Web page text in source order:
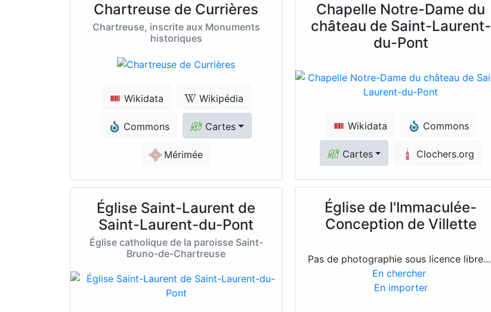
Chartreuse de Currières
Chartreuse, inscrite aux Monuments
historiques
Wikidata Wikipédia
Commons Cartes
Mérimée
Église Saint-Laurent de
Saint-Laurent-du-Pont
Église catholique de la paroisse Saint-
Bruno-de-Chartreuse
Chapelle Notre-Dame du
château de Saint-Laurent-
du-Pont
Wikidata Commons
Cartes Clochers.org
Église de l'Immaculée-
Conception de Villette
Pas de photographie sous licence libre...
En chercher
En importer